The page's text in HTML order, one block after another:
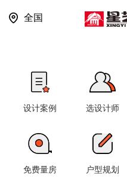
全国
设计案例 选设计师
免费量房 户型规划